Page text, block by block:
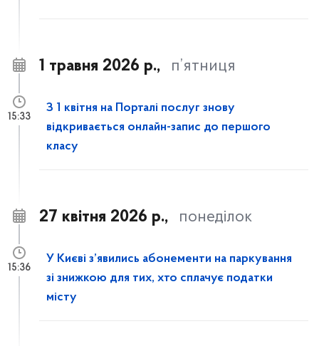
1 травня 2026 р., п’ятниця
З 1 квітня на Порталі послуг знову
відкривається онлайн-запис до першого
класу
15:33
27 квітня 2026 р., понеділок
У Києві з’явились абонементи на паркування
зі знижкою для тих, хто сплачує податки
місту
15:36